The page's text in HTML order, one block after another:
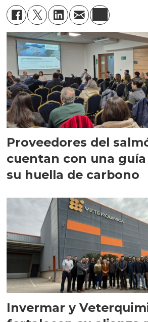
Proveedores del
cuentan con una
su huella de carbono
Invermar y